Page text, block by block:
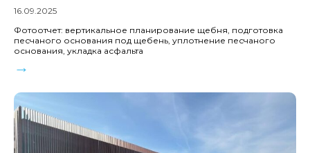
16.09.2025
Фотоотчет: вертикальное планирование щебня, подготовка
песчаного основания под щебень, уплотнение песчаного
основания, укладка асфальта
→